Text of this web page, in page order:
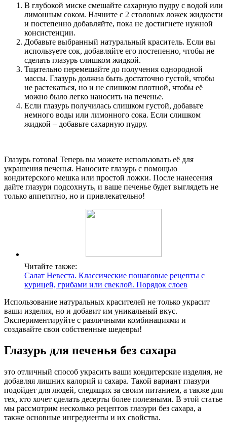
В глубокой миске смешайте сахарную пудру с водой или
лимонным соком. Начните с 2 столовых ложек жидкости
и постепенно добавляйте, пока не достигнете нужной
консистенции.
Добавьте выбранный натуральный краситель. Если вы
используете сок, добавляйте его постепенно, чтобы не
сделать глазурь слишком жидкой.
Тщательно перемешайте до получения однородной
массы. Глазурь должна быть достаточно густой, чтобы
не растекаться, но и не слишком плотной, чтобы её
можно было легко наносить на печенье.
Если глазурь получилась слишком густой, добавьте
немного воды или лимонного сока. Если слишком
жидкой – добавьте сахарную пудру.
Глазурь готова! Теперь вы можете использовать её для
украшения печенья. Наносите глазурь с помощью
кондитерского мешка или простой ложки. После нанесения
дайте глазури подсохнуть, и ваше печенье будет выглядеть не
только аппетитно, но и привлекательно!
Читайте также:
Салат Невеста. Классические пошаговые рецепты с
курицей, грибами или свеклой. Порядок слоев
Использование натуральных красителей не только украсит
ваши изделия, но и добавит им уникальный вкус.
Экспериментируйте с различными комбинациями и
создавайте свои собственные шедевры!
Глазурь для печенья без сахара
это отличный способ украсить ваши кондитерские изделия, не
добавляя лишних калорий и сахара. Такой вариант глазури
подойдет для людей, следящих за своим питанием, а также для
тех, кто хочет сделать десерты более полезными. В этой статье
мы рассмотрим несколько рецептов глазури без сахара, а
также основные ингредиенты и их свойства.